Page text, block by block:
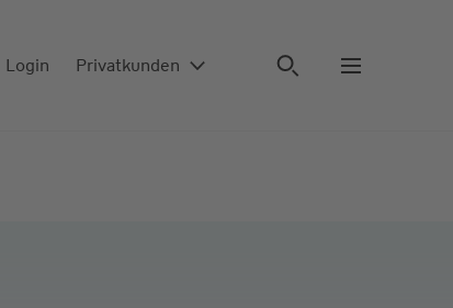
Login Privatkunden